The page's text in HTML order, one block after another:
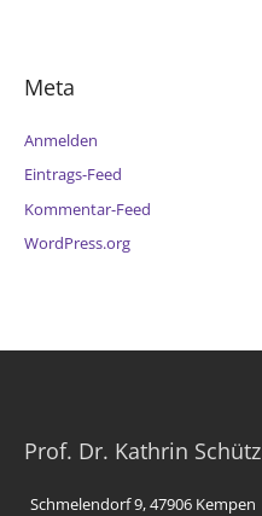
Meta
Anmelden
Eintrags-Feed
Kommentar-Feed
WordPress.org
Prof. Dr. Kathrin Schütz
Schmelendorf 9, 47906 Kempen